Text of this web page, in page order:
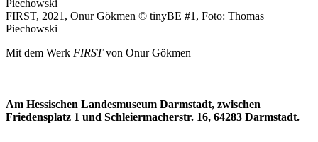
FIRST, 2021, Onur Gökmen © tinyBE #1, Foto: Thomas
Piechowski
Mit dem Werk FIRSTvon Onur Gökmen
Am Hessischen Landesmuseum Darmstadt, zwischen
Friedensplatz 1 und Schleiermacherstr. 16, 64283 Darmstadt.